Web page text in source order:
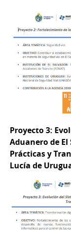
Proyecto 3:
Aduanero de
Prácticas y
Lucía de